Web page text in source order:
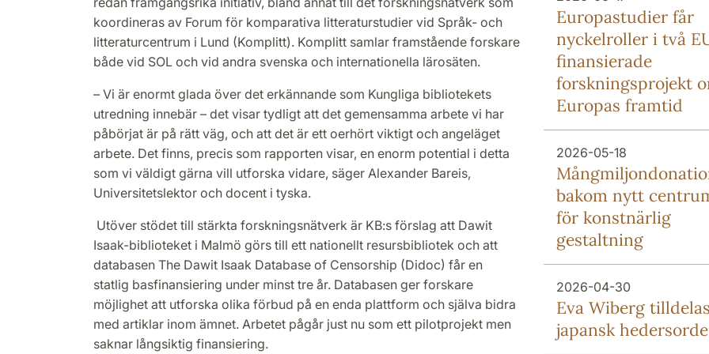
koordineras av Forum för komparativa litteraturstudier vid Språk- och
litteraturcentrum i Lund (Komplitt). Komplitt samlar framstående forskare
både vid SOL och vid andra svenska och internationella lärosäten.
– Vi är enormt glada över det erkännande som Kungliga bibliotekets
utredning innebär – det visar tydligt att det gemensamma arbete vi har
påbörjat är på rätt väg, och att det är ett oerhört viktigt och angeläget
arbete. Det finns, precis som rapporten visar, en enorm potential i detta
som vi väldigt gärna vill utforska vidare, säger Alexander Bareis,
Universitetslektor och docent i tyska.
Utöver stödet till stärkta forskningsnätverk är KB:s förslag att Dawit
Isaak-biblioteket i Malmö görs till ett nationellt resursbibliotek och att
databasen The Dawit Isaak Database of Censorship (Didoc) får en
statlig basfinansiering under minst tre år. Databasen ger forskare
möjlighet att utforska olika förbud på en enda plattform och själva bidra
med artiklar inom ämnet. Arbetet pågår just nu som ett pilotprojekt men
saknar långsiktig finansiering.
Europa­studier får
nyckel­roller i två
finansierade
forsknings­projekt
Europas framtid
2026-05-18
bakom nytt
för konstnärlig
gestaltning
2026-04-30
Eva Wiberg tilldelas
japansk